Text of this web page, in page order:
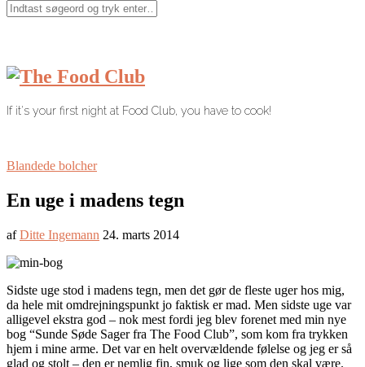
If it's your first night at Food Club, you have to cook!
Blandede bolcher
En uge i madens tegn
afDitte Ingemann 24. marts 2014
Sidste uge stod i madens tegn, men det gør de fleste uger hos mig,
da hele mit omdrejningspunkt jo faktisk er mad. Men sidste uge var
alligevel ekstra god – nok mest fordi jeg blev forenet med min nye
bog “Sunde Søde Sager fra The Food Club”, som kom fra trykken
hjem i mine arme. Det var en helt overvældende følelse og jeg er så
glad og stolt – den er nemlig fin, smuk og lige som den skal være.